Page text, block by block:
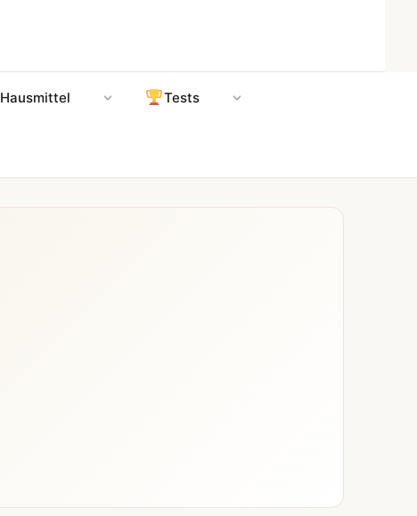
Hausmittel Tests